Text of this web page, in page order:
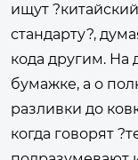
ищут
стандарту?,
кода другим. На
бумажке, а о
разливки до
когда говорят